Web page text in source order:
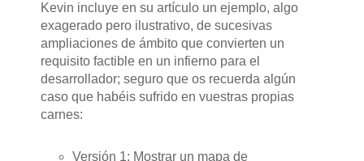
Kevin incluye en su artículo un ejemplo, algo
exagerado pero ilustrativo, de sucesivas
ampliaciones de ámbito que convierten un
requisito factible en un infierno para el
desarrollador; seguro que os recuerda algún
caso que habéis sufrido en vuestras propias
carnes:
Versión 1: Mostrar un mapa de